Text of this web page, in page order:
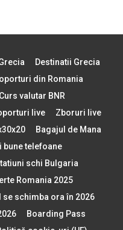
Destinatii Grecia
din Romania
Curs valutar BNR
live
Zboruri live
Bagajul de Mana
bune telefoane
schi Bulgaria
Romania 2025
se schimba ora în 2026
Boarding Pass